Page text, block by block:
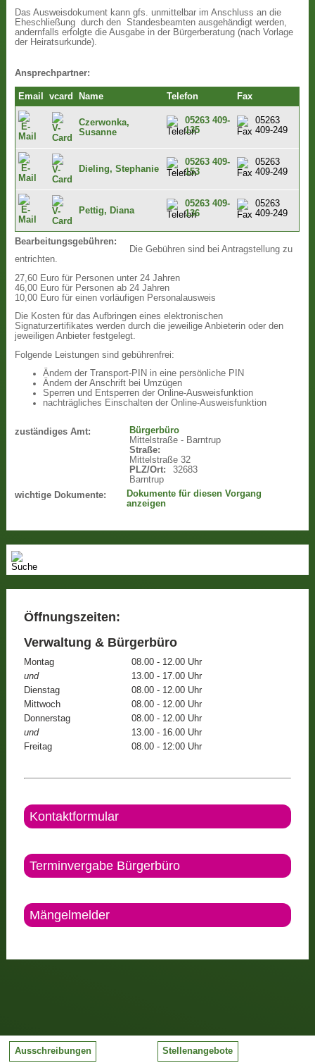
Das Ausweisdokument kann gfs. unmittelbar im Anschluss an die
Eheschließung durch den Standesbeamten ausgehändigt werden,
andernfalls erfolgte die Ausgabe in der Bürgerberatung (nach Vorlage
der Heiratsurkunde).
Ansprechpartner:
Email vcard Name Telefon Fax
Czerwonka,
Susanne
05263 409-
135
05263
409-249
Dieling, Stephanie
05263 409-
153
05263
409-249
Pettig, Diana
05263 409-
136
05263
409-249
Bearbeitungsgebühren:
Die Gebühren sind bei Antragstellung zu
entrichten.
27,60 Euro für Personen unter 24 Jahren
46,00 Euro für Personen ab 24 Jahren
10,00 Euro für einen vorläufigen Personalausweis
Die Kosten für das Aufbringen eines elektronischen
Signaturzertifikates werden durch die jeweilige Anbieterin oder den
jeweiligen Anbieter festgelegt.
Folgende Leistungen sind gebührenfrei:
Ändern der Transport-PIN in eine persönliche PIN
Ändern der Anschrift bei Umzügen
Sperren und Entsperren der Online-Ausweisfunktion
nachträgliches Einschalten der Online-Ausweisfunktion
zuständiges Amt:
Bürgerbüro
Mittelstraße - Barntrup
Straße:
Mittelstraße 32
PLZ/Ort:
32683
Barntrup
wichtige Dokumente:
Dokumente für diesen Vorgang
anzeigen
Öffnungszeiten:
Verwaltung & Bürgerbüro
Montag
08.00 - 12.00 Uhr
und
13.00 - 17.00 Uhr
Dienstag
08.00 - 12.00 Uhr
Mittwoch
08.00 - 12.00 Uhr
Donnerstag
08.00 - 12.00 Uhr
und
13.00 - 16.00 Uhr
Freitag
08.00 - 12:00 Uhr
Kontaktformular
Terminvergabe Bürgerbüro
Mängelmelder
Ausschreibungen Stellenangebote